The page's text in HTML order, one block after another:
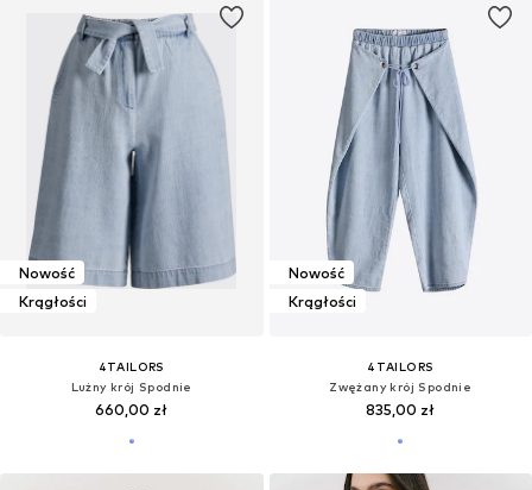
Nowość
Krągłości
4TAILORS
Lużny krój Spodnie
660,00 zł
Nowość
Krągłości
4TAILORS
Zwężany krój Spodnie
835,00 zł